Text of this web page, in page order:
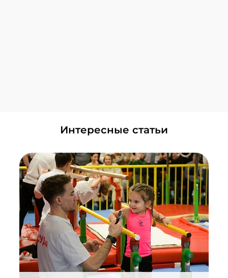
ЗИЛ
Красногорск
+7 (495) 648-60-08
Написать в ВКонтакте
Лужники
+7 (495) 648-60-08
Написать в ВКонтакте
Мнёвники
+7 (495) 648-60-08
Написать в ВКонтакте
Интересные статьи